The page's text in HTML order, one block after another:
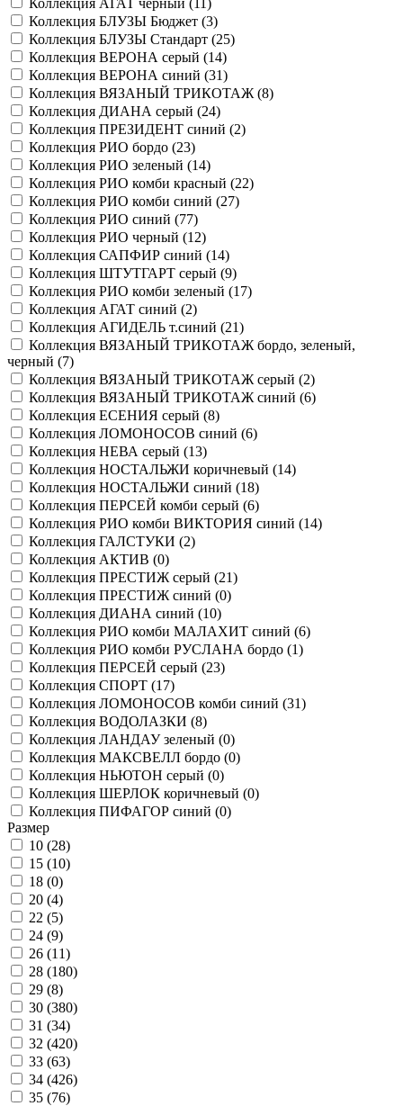
Коллекция АГАТ черный (
)
Коллекция БЛУЗЫ Бюджет (3)
Коллекция БЛУЗЫ Стандарт (25)
Коллекция ВЕРОНА серый (14)
Коллекция ВЕРОНА синий (31)
Коллекция ВЯЗАНЫЙ ТРИКОТАЖ (8)
Коллекция ДИАНА серый (24)
Коллекция ПРЕЗИДЕНТ синий (2)
Коллекция РИО бордо (23)
Коллекция РИО зеленый (14)
Коллекция РИО комби красный (22)
Коллекция РИО комби синий (27)
Коллекция РИО синий (77)
Коллекция РИО черный (12)
Коллекция САПФИР синий (14)
Коллекция ШТУТГАРТ серый (9)
Коллекция РИО комби зеленый (17)
Коллекция АГАТ синий (2)
Коллекция АГИДЕЛЬ т.синий (21)
Коллекция ВЯЗАНЫЙ ТРИКОТАЖ бордо, зеленый,
черный (7)
Коллекция ВЯЗАНЫЙ ТРИКОТАЖ серый (2)
Коллекция ВЯЗАНЫЙ ТРИКОТАЖ синий (6)
Коллекция ЕСЕНИЯ серый (8)
Коллекция ЛОМОНОСОВ синий (6)
Коллекция НЕВА серый (13)
Коллекция НОСТАЛЬЖИ коричневый (14)
Коллекция НОСТАЛЬЖИ синий (18)
Коллекция ПЕРСЕЙ комби серый (6)
Коллекция РИО комби ВИКТОРИЯ синий (14)
Коллекция ГАЛСТУКИ (2)
Коллекция АКТИВ (0)
Коллекция ПРЕСТИЖ серый (21)
Коллекция ПРЕСТИЖ синий (0)
Коллекция ДИАНА синий (10)
Коллекция РИО комби МАЛАХИТ синий (6)
Коллекция РИО комби РУСЛАНА бордо (1)
Коллекция ПЕРСЕЙ серый (23)
Коллекция СПОРТ (17)
Коллекция ЛОМОНОСОВ комби синий (31)
Коллекция ВОДОЛАЗКИ (8)
Коллекция ЛАНДАУ зеленый (0)
Коллекция МАКСВЕЛЛ бордо (0)
Коллекция НЬЮТОН серый (0)
Коллекция ШЕРЛОК коричневый (0)
Коллекция ПИФАГОР синий (0)
Размер
10 (28)
15 (10)
18 (0)
20 (4)
22 (5)
24 (9)
26 (11)
28 (180)
29 (8)
30 (380)
31 (34)
32 (420)
33 (63)
34 (426)
35 (76)